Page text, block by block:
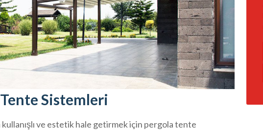
Sistemleri
kullanışlı ve estetik hale getirmek için pergola tente